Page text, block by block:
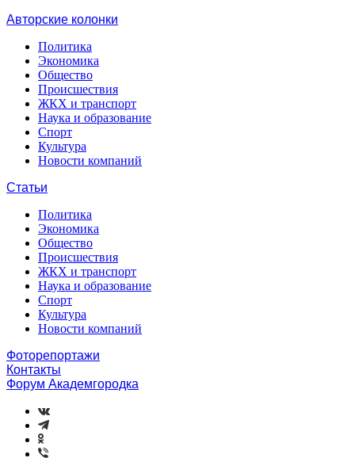
Авторские колонки
Политика
Экономика
Общество
Происшествия
ЖКХ и транспорт
Наука и образование
Спорт
Культура
Новости компаний
Статьи
Политика
Экономика
Общество
Происшествия
ЖКХ и транспорт
Наука и образование
Спорт
Культура
Новости компаний
Фоторепортажи
Контакты
Форум Академгородка